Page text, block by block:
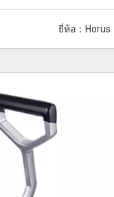
ยี่ห้อ： Horus